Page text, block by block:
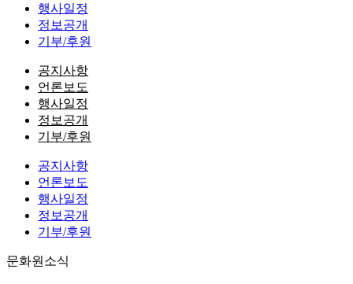
행사일정
정보공개
기부/후원
공지사항
언론보도
행사일정
정보공개
기부/후원
공지사항
언론보도
행사일정
정보공개
기부/후원
문화원소식